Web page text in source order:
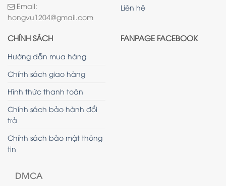
Email:
hongvu1204@gmail.com
Liên hệ
CHÍNH SÁCH
Hướng dẫn mua hàng
Chính sách giao hàng
Hình thức thanh toán
Chính sách bảo hành đổi
trả
Chính sách bảo mật thông
tin
DMCA
FANPAGE FACEBOOK